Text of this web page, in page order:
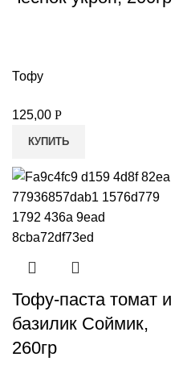
Тофу
125,00 Р
КУПИТЬ
Тофу-паста томат и
базилик Соймик,
260гр